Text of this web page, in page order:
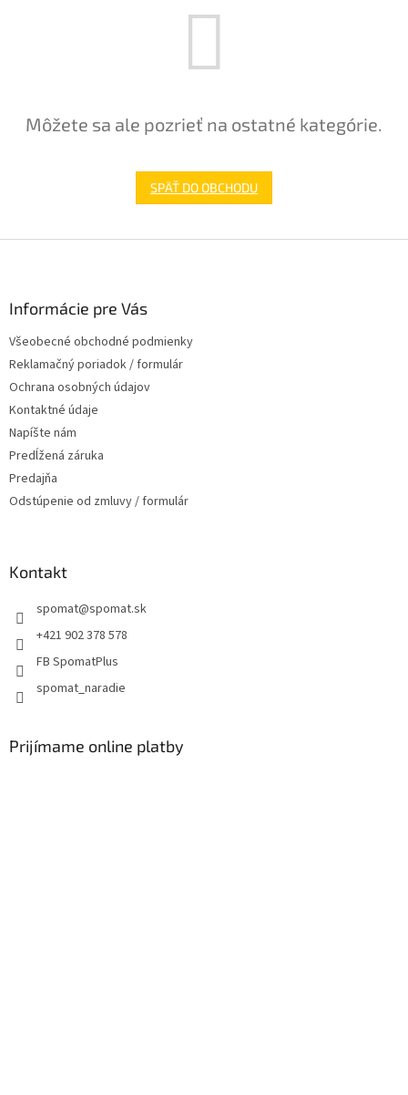
Môžete sa ale pozrieť na ostatné kategórie.
SPÄŤ DO OBCHODU
Informácie pre Vás
Všeobecné obchodné podmienky
Reklamačný poriadok / formulár
Ochrana osobných údajov
Kontaktné údaje
Napíšte nám
Predĺžená záruka
Predajňa
Odstúpenie od zmluvy / formulár
Kontakt
spomat@spomat.sk
+421 902 378 578
FB SpomatPlus
spomat_naradie
Prijímame online platby